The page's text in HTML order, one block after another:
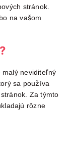
stránok.
na vašom
malý neviditeľný
sa používa
Za týmto
rôzne